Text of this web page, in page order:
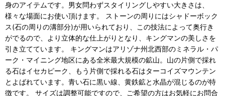
身のアイテムです。男女問わずスタイリングしやすい大きさは、
様々な場面にお使い頂けます。 ストーンの周りにはシャドーボック
ス(石の周りの溝部分)が用いられており、この技法によって奥行き
がでるので、より立体的な仕上がりとなり、キングマンの美しさを
引き立てています。 キングマンはアリゾナ州北西部のミネラル・パ
ーク・マイニング地区にある全米最大規模の鉱山。山の片側で採れ
る石はイセカピーク、もう片側で採れる石はターコイズマウンテン
とよばれています。青い石に黒い線、黄鉄鉱と水晶が混じるのが特
徴です。 サイズは調整可能ですので、ご希望の方はお気軽にお問合